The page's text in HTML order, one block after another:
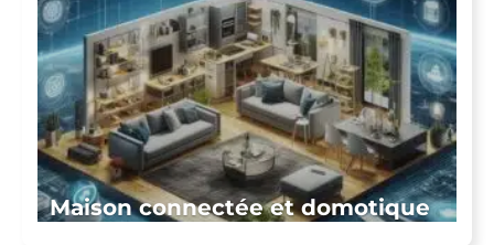
Maison connectée et domotique